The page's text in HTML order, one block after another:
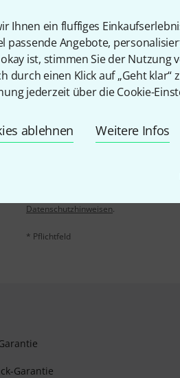
Ihnen ein fluffiges
passende Angebote,
ist, stimmen Sie der Nutzung
durch einen Klick auf „Geht klar“
jederzeit über die Cookie-
ablehnen Weitere Infos
Hilfe & Feedback
Mit Klick auf „Jetzt anmelden“
Nutzungsverhaltens zu. Die
Datenschutzhinweisen.
* Pflichtfeld
Garantie